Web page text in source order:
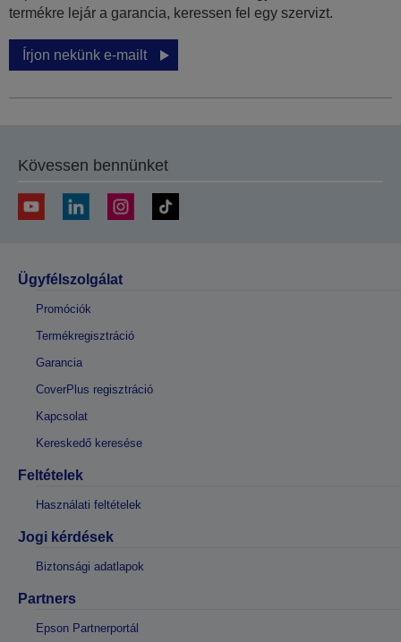
termékre lejár a garancia, keressen fel egy szervizt.
Írjon nekünk e-mailt
Kövessen bennünket
Ügyfélszolgálat
Promóciók
Termékregisztráció
Garancia
CoverPlus regisztráció
Kapcsolat
Kereskedő keresése
Feltételek
Használati feltételek
Jogi kérdések
Biztonsági adatlapok
Partners
Epson Partnerportál